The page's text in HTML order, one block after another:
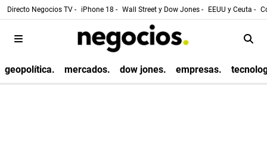
Directo Negocios TV - iPhone 18 - Wall Street y Dow Jones - EEUU y Ceuta -
geopolítica. mercados. dow jones. empresas.